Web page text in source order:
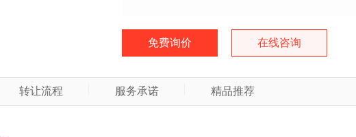
免费询价 在线咨询
转让流程 服务承诺 精品推荐